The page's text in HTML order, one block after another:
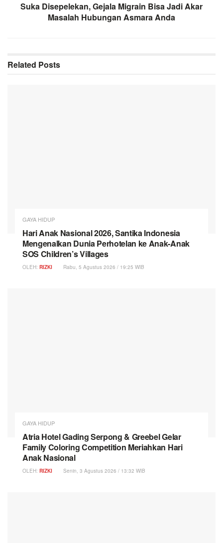
Suka Disepelekan, Gejala Migrain Bisa Jadi Akar
Masalah Hubungan Asmara Anda
Related Posts
GAYA HIDUP
Hari Anak Nasional 2026, Santika Indonesia
Mengenalkan Dunia Perhotelan ke Anak-Anak
SOS Children’s Villages
OLEH: RIZKI Rabu, 5 Agustus 2026 / 19:25 WIB
GAYA HIDUP
Atria Hotel Gading Serpong & Greebel Gelar
Family Coloring Competition Meriahkan Hari
Anak Nasional
OLEH: RIZKI Senin, 3 Agustus 2026 / 13:32 WIB